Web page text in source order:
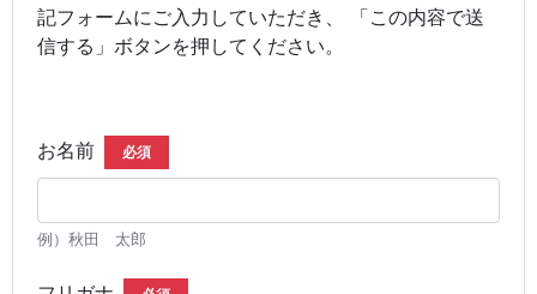
記フォームにご入力していただき、 「この内容で送
信する」ボタンを押してください。
お名前 必須
例）秋田 太郎